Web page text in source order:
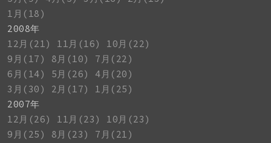
1月(18)
2008年
12月(21)
11月(16)
10月(22)
9月(17)
8月(10)
7月(22)
6月(14)
5月(26)
4月(20)
3月(30)
2月(17)
1月(25)
2007年
12月(26)
11月(23)
10月(23)
9月(25)
8月(23)
7月(21)